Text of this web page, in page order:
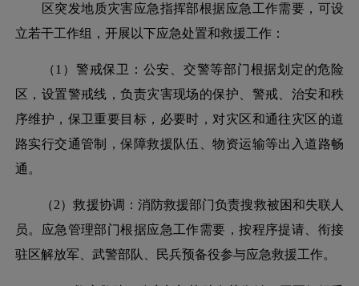
区突发地质灾害应急指挥部根据应急工作需要，可设
立若干工作组，开展以下应急处置和救援工作：
（1）警戒保卫：公安、交警等部门根据划定的危险
区，设置警戒线，负责灾害现场的保护、警戒、治安和秩
序维护，保卫重要目标，必要时，对灾区和通往灾区的道
路实行交通管制，保障救援队伍、物资运输等出入道路畅
通。
（2）救援协调：消防救援部门负责搜救被困和失联人
员。应急管理部门根据应急工作需要，按程序提请、衔接
驻区解放军、武警部队、民兵预备役参与应急救援工作。